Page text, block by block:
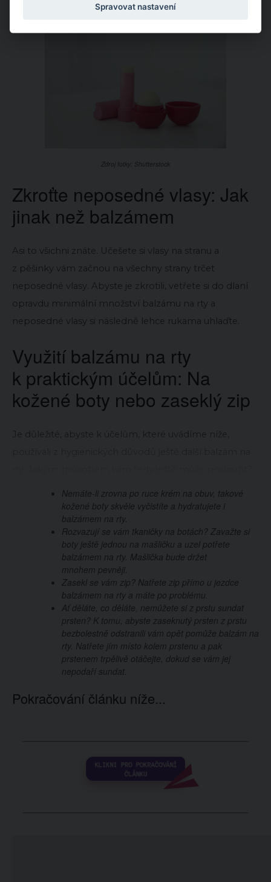
kartáčkem na obočí.
Zdroj fotky: Shutterstock
Zkroťte neposedné vlasy: Jak
jinak než balzámem
Asi to všichni znáte. Učešete si vlasy na stranu a
z pěšinky vám začnou na všechny strany trčet
neposedné vlasy. Abyste je zkrotili, vetřete si do dlaní
opravdu minimální množství balzámu na rty a
neposedné vlasy si následně lehce rukama uhlaďte.
Využití balzámu na rty
k praktickým účelům: Na
kožené boty nebo zaseklý zip
Je důležité, abyste k účelům, které uvádíme níže,
Nemáte-li zrovna po ruce krém na obuv, takové
kožené boty skvěle vyčistíte a hydratujete i
balzámem na rty.
Rozvazují se vám tkaničky na botách? Zavažte si
boty ještě jednou na mašličku a uzel potřete
balzámem na rty. Mašlička bude držet
mnohem pevněji.
Zasekl se vám zip? Natřete zip přímo u jezdce
balzámem na rty a máte po problému.
Ať děláte, co děláte, nemůžete si z prstu sundat
prsten? K tomu, abyste zaseknutý prsten z prstu
bezbolestně odstranili vám opět pomůže balzám na
rty. Natřete jím místo kolem prstenu a pak
prstenem trpělivě otáčejte, dokud se vám jej
nepodaří sundat.
Pokračování článku níže...
Spravovat nastavení